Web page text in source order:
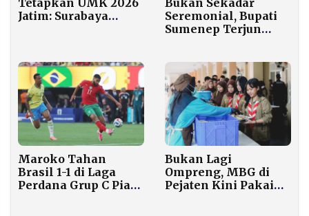
Tetapkan UMK 2026
Jatim: Surabaya
Bukan Sekadar
Seremonial, Bupati
Sumenep Terjun
SMP Berlangsung
Maroko Tahan
Brasil 1-1 di Laga
Perdana Grup C Piala
Bukan Lagi
Ompreng, MBG di
Pejaten Kini Pakai